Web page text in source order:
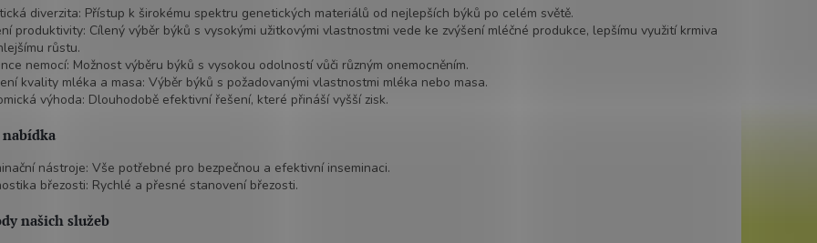
y
v
p
i
s
diverzita: Přístup k širokému spektru genetických materiálů od nejlepších býků po celém světě.
produktivity: Cílený výběr býků s vysokými užitkovými vlastnostmi vede ke zvýšení mléčné produkce, lepšímu využití krmiva
růstu.
nemocí: Možnost výběru býků s vysokou odolností vůči různým onemocněním.
kvality mléka a masa: Výběr býků s požadovanými vlastnostmi mléka nebo masa.
výhoda: Dlouhodobě efektivní řešení, které přináší vyšší zisk.
nabídka
nástroje: Vše potřebné pro bezpečnou a efektivní inseminaci.
březosti: Rychlé a přesné stanovení březosti.
našich služeb